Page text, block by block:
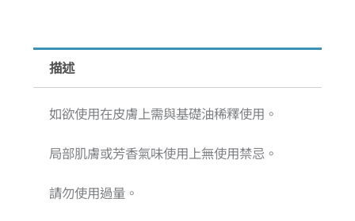
描述
如欲使用在皮膚上需與基礎油稀釋使用。
局部肌膚或芳香氣味使用上無使用禁忌。
請勿使用過量。